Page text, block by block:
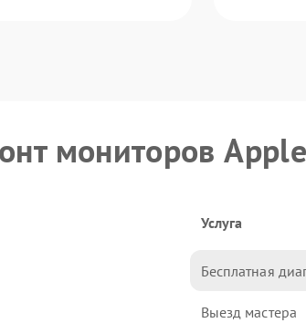
мониторов Apple
Услуга
Бесплатная
Выезд мастера